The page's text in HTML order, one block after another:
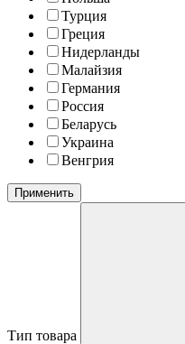
Турция
Греция
Нидерланды
Малайзия
Германия
Россия
Беларусь
Украина
Венгрия
Применить
Тип товара